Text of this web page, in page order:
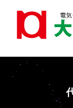
content